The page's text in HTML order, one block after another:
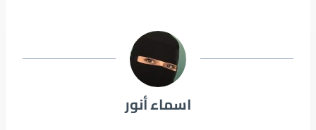
اسماء أنور